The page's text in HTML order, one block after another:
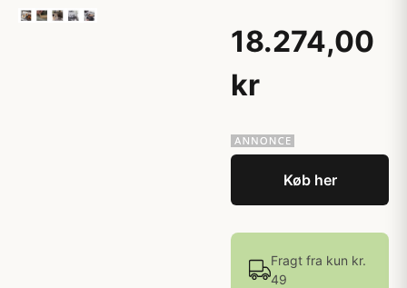
18.274,00
kr
Køb her
Fragt fra kun kr.
49